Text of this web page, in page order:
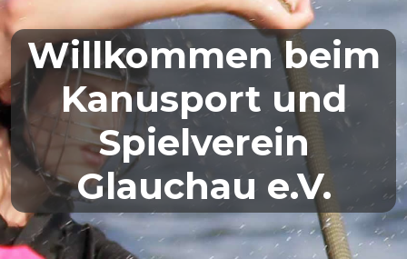
Willkommen beim
Kanusport und
Spielverein
Glauchau e.V.